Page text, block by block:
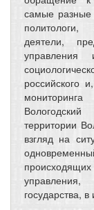
самые разные
политологи,
деятели,
российского
территории
взгляд на
происходящих
государства,